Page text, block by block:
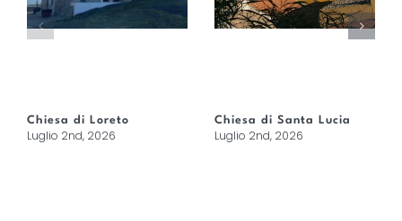
Chiesa di Loreto
Luglio 2nd, 2026
Chiesa di Santa Lucia
Luglio 2nd, 2026